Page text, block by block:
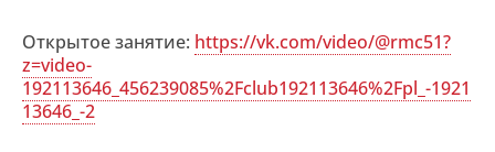
Открытое занятие: https://vk.com/video/@rmc51?
z=video-
192113646_456239085%2Fclub192113646%2Fpl_-1921
13646_-2